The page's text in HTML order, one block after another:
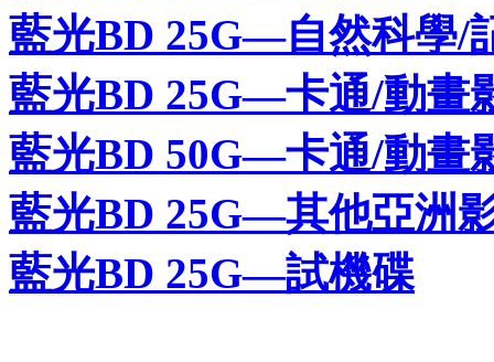
藍光BD 25G—自然科學/
藍光BD 25G—卡通/動畫
藍光BD 50G—卡通/動畫
藍光BD 25G—其他亞洲
藍光BD 25G—試機碟